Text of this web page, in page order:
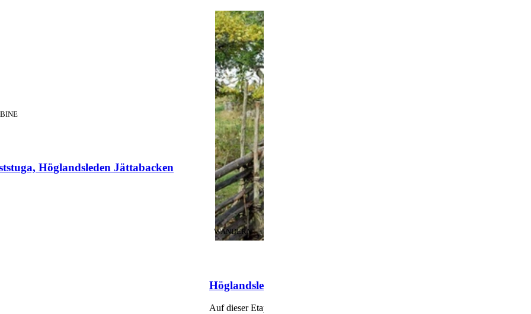
Höglandsleden Jättabacken
Höglandsleden Etappe HÖ6 Ädelfors - Högarp Kulturreservat -
KATEGORIE:
WANDERN
Auf dieser Etappe wandern Sie im östlichen Teil der Gemeinde Vetlanda, , der als